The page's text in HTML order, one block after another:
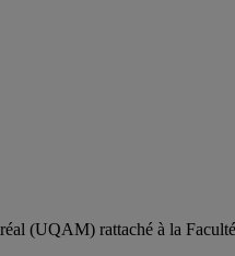
(UQAM) rattaché à la